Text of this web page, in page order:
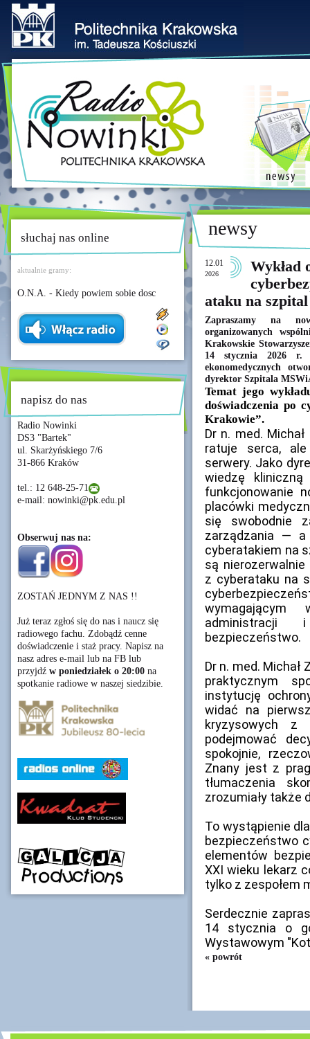
słuchaj nas online
aktualnie gramy:
O.N.A. - Kiedy powiem sobie dosc
napisz do nas
Radio Nowinki
DS3 "Bartek"
ul. Skarżyńskiego 7/6
31-866 Kraków
tel.: 12 648-25-71
e-mail: nowinki@pk.edu.pl
Obserwuj nas na:
ZOSTAŃ JEDNYM Z NAS !!
Już teraz zgłoś się do nas i naucz się
radiowego fachu. Zdobądź cenne
doświadczenie i staż pracy. Napisz na
nasz adres e-mail lub na FB lub
przyjdź w poniedziałek o 20:00 na
spotkanie radiowe w naszej siedzibie.
newsy
12.01
2026
Wykład
ataku na
Zapraszamy na
organizowanych
Krakowskie
14 stycznia 2026 r.
ekonomedycznych
dyrektor Szpitala
Temat jego
doświadczenia po
Krakowie”.
Dr n. med.
ratuje serca,
serwery. Jako
wiedzę
funkcjonowanie
placówki
się swobodnie
zarządzania — a
cyberatakiem na
są nierozerwalnie
z cyberataku na
wymagającym
administracji
bezpieczeństwo.
Dr n. med.
praktycznym
instytucję
widać na
kryzysowych z
podejmować
spokojnie,
Znany jest z
tłumaczenia
zrozumiały także
To wystąpienie
bezpieczeństwo
elementów
XXI wieku lekarz
tylko z zespołem
Serdecznie
14 stycznia o
Wystawowym
« powrót